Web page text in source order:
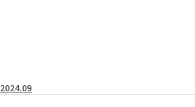
2024.09